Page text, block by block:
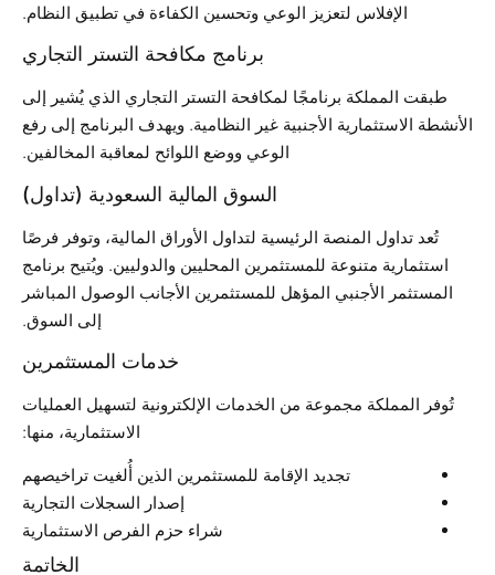
الإفلاس لتعزيز الوعي وتحسين الكفاءة في تطبيق النظام.
برنامج مكافحة التستر التجاري
طبقت المملكة برنامجًا لمكافحة التستر التجاري الذي يُشير إلى
الأنشطة الاستثمارية الأجنبية غير النظامية. ويهدف البرنامج إلى رفع
الوعي ووضع اللوائح لمعاقبة المخالفين.
السوق المالية السعودية (تداول)
تُعد تداول المنصة الرئيسية لتداول الأوراق المالية، وتوفر فرصًا
استثمارية متنوعة للمستثمرين المحليين والدوليين. ويُتيح برنامج
المستثمر الأجنبي المؤهل للمستثمرين الأجانب الوصول المباشر
إلى السوق.
خدمات المستثمرين
تُوفر المملكة مجموعة من الخدمات الإلكترونية لتسهيل العمليات
الاستثمارية، منها:
تجديد الإقامة للمستثمرين الذين أُلغيت تراخيصهم
إصدار السجلات التجارية
شراء حزم الفرص الاستثمارية
الخاتمة